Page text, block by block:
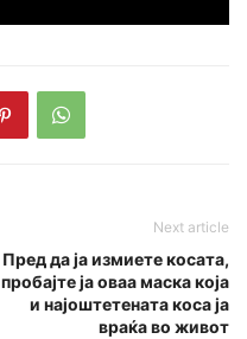
Next article
Пред да ја измиете косата,
пробајте ја оваа маска која
и најоштетената коса ја
враќа во живот